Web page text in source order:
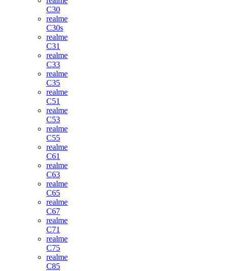
C30
realme
C30s
realme
C31
realme
C33
realme
C35
realme
C51
realme
C53
realme
C55
realme
C61
realme
C63
realme
C65
realme
C67
realme
C71
realme
C75
realme
C85